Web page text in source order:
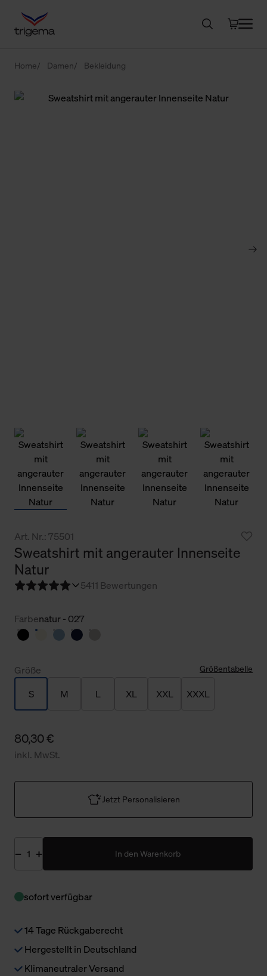
Home Damen Bekleidung
Art. Nr.: 75501
Sweatshirt mit angerauter Innenseite
Natur
5411 Bewertungen
Farbenatur - 027
Größe Größentabelle
S M L XL XXL XXXL
80,30 €
inkl. MwSt.
Jetzt Personalisieren
In den Warenkorb
sofort verfügbar
14 Tage Rückgaberecht
Hergestellt in Deutschland
Klimaneutraler Versand